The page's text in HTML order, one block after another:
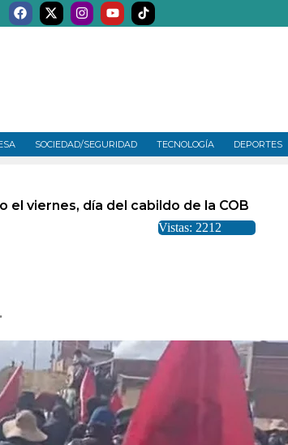
SOCIEDAD/SEGURIDAD TECNOLOGÍA DEPORTES
el viernes, día del cabildo de la COB
Vistas: 2212